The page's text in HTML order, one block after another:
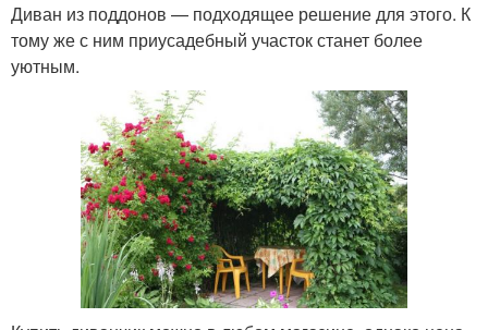
Диван из поддонов — подходящее решение для этого. К
тому же с ним приусадебный участок станет более
уютным.